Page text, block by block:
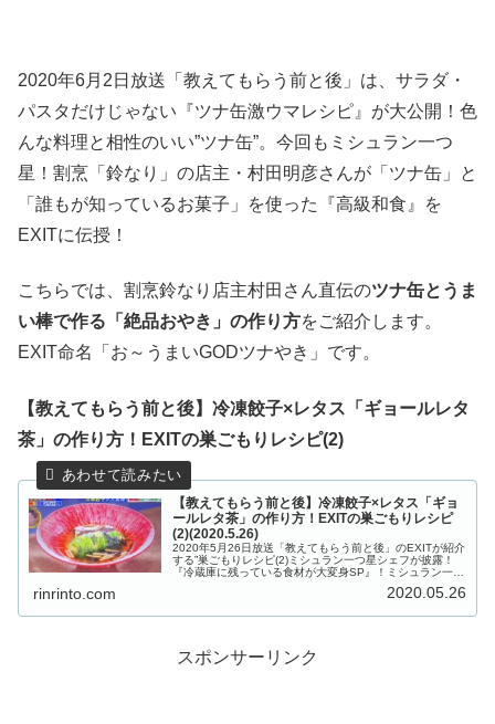
2020年6月2日放送「教えてもらう前と後」は、サラダ・
パスタだけじゃない『ツナ缶激ウマレシピ』が大公開！色
んな料理と相性のいい”ツナ缶”。今回もミシュラン一つ
星！割烹「鈴なり」の店主・村田明彦さんが「ツナ缶」と
「誰もが知っているお菓子」を使った『高級和食』を
EXITに伝授！
こちらでは、割烹鈴なり店主村田さん直伝のツナ缶とうま
い棒で作る「絶品おやき」の作り方をご紹介します。
EXIT命名「お～うまいGODツナやき」です。
【教えてもらう前と後】冷凍餃子×レタス「ギョールレタ
茶」の作り方！EXITの巣ごもりレシピ(2)
【教えてもらう前と後】冷凍餃子×レタス「ギョ
ールレタ茶」の作り方！EXITの巣ごもりレシピ
(2)(2020.5.26)
2020年5月26日放送「教えてもらう前と後」のEXITが紹介
する”巣ごもりレシピ(2)ミシュラン一つ星シェフが披露！
『冷蔵庫に残っている食材が大変身SP』！ミシュラン一つ
rinrinto.com 2020.05.26
スポンサーリンク